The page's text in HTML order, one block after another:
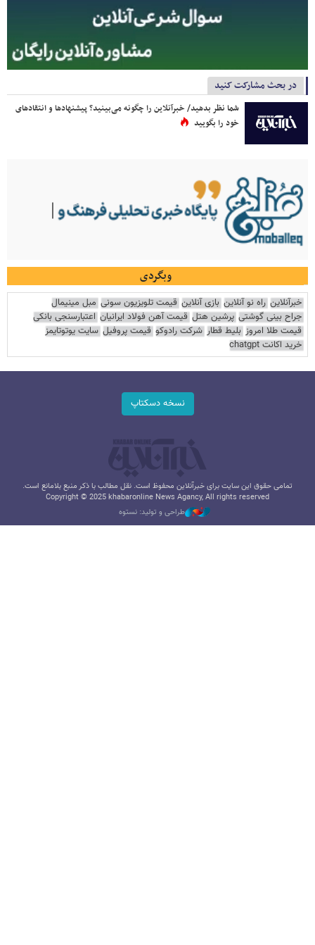
در بحث مشارکت کنید
شما نظر بدهید/ خبرآنلاین را چگونه می‌بینید؟ پیشنهادها و انتقادهای
خود را بگویید
وبگردی
خبرآنلاین راه نو آنلاین بازی آنلاین قیمت تلویزیون سونی مبل مینیمال
جراح بینی گوشتی پرشین هتل قیمت آهن فولاد ایرانیان اعتبارسنجی بانکی
قیمت طلا امروز بلیط قطار شرکت رادوکو قیمت پروفیل سایت یوتوتایمز
خرید اکانت chatgpt
نسخه دسکتاپ
تمامی حقوق این سایت برای خبرآنلاین محفوظ است. نقل مطالب با ذکر منبع بلامانع است.
Copyright © 2025 khabaronline News Agancy, All rights reserved
طراحی و تولید: نستوه